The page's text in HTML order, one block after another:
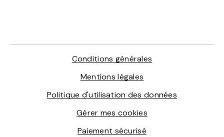
Conditions générales
Mentions légales
Politique d'utilisation des données
Gérer mes cookies
Paiement sécurisé